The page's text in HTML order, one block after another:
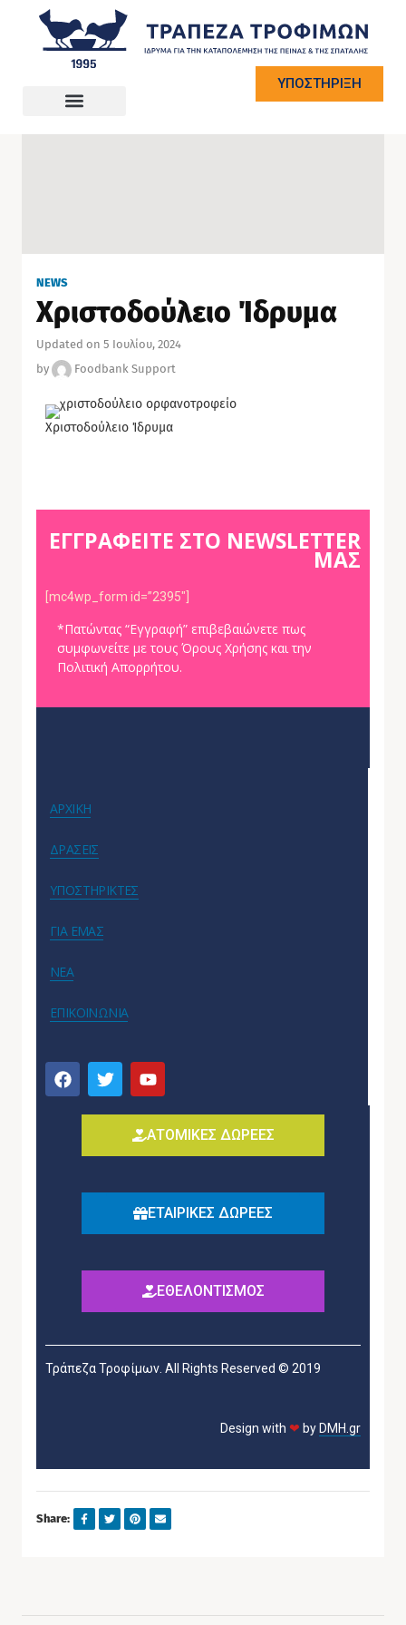
ΥΠΟΣΤΗΡΙΞΗ
NEWS
Χριστοδούλειο Ίδρυμα
Updated on 5 Ιουλίου, 2024
by
Foodbank Support
Χριστοδούλειο Ίδρυμα
ΕΓΓΡΑΦΕΙΤΕ ΣΤΟ NEWSLETTER
ΜΑΣ
[mc4wp_form id=”2395″]
*Πατώντας “Εγγραφή” επιβεβαιώνετε πως
συμφωνείτε με τους Όρους Χρήσης και την
Πολιτική Απορρήτου.
ΑΡΧΙΚΗ
ΔΡΑΣΕΙΣ
ΥΠΟΣΤΗΡΙΚΤΕΣ
ΓΙΑ ΕΜΑΣ
ΝΕΑ
ΕΠΙΚΟΙΝΩΝΙΑ
ΑΤΟΜΙΚΕΣ ΔΩΡΕΕΣ
ΕΤΑΙΡΙΚΕΣ ΔΩΡΕΕΣ
ΕΘΕΛΟΝΤΙΣΜΟΣ
Τράπεζα Τροφίμων. All Rights Reserved © 2019
Design with ❤ by DMH.gr
Share: